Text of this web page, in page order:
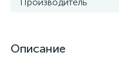
Описание